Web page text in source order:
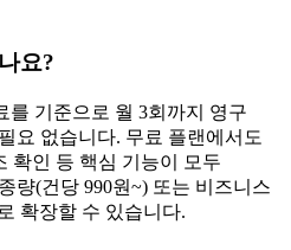
요?
를 기준으로 월 3회까지 영구
요 없습니다. 무료 플랜에서도
확인 등 핵심 기능이 모두
량(건당 990원~) 또는 비즈니스
확장할 수 있습니다.